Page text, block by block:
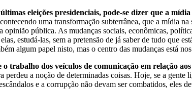
eleições presidenciais, pode-se dizer que a
uma transformação subterrânea, que a mídia
opinião pública. As mudanças sociais, econômicas,
estudá-las, sem a pretensão de já saber de tudo
algum papel nisto, mas o centro das mudanças está
trabalho dos veículos de comunicação em relação
perdeu a noção de determinadas coisas. Hoje, se a
e a corrupção não devam ser combatidos, eles